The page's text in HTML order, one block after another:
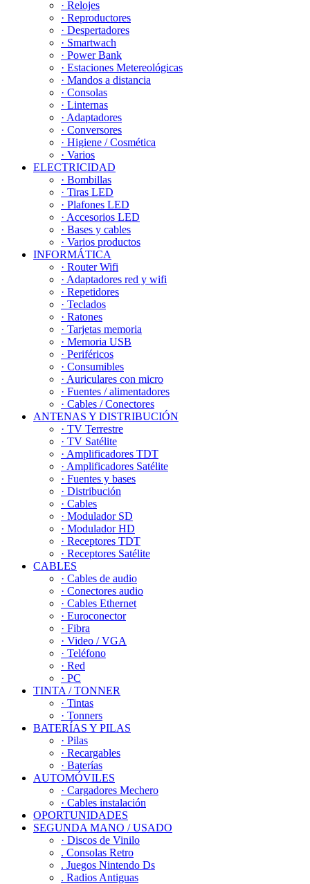
· Relojes
· Reproductores
· Despertadores
· Smartwach
· Power Bank
· Estaciones Metereológicas
· Mandos a distancia
· Consolas
· Linternas
· Adaptadores
· Conversores
· Higiene / Cosmética
· Varios
ELECTRICIDAD
· Bombillas
· Tiras LED
· Plafones LED
· Accesorios LED
· Bases y cables
· Varios productos
INFORMÁTICA
· Router Wifi
· Adaptadores red y wifi
· Repetidores
· Teclados
· Ratones
· Tarjetas memoria
· Memoria USB
· Periféricos
· Consumibles
· Auriculares con micro
· Fuentes / alimentadores
· Cables / Conectores
ANTENAS Y DISTRIBUCIÓN
· TV Terrestre
· TV Satélite
· Amplificadores TDT
· Amplificadores Satélite
· Fuentes y bases
· Distribución
· Cables
· Modulador SD
· Modulador HD
· Receptores TDT
· Receptores Satélite
CABLES
· Cables de audio
· Conectores audio
· Cables Ethernet
· Euroconector
· Fibra
· Video / VGA
· Teléfono
· Red
· PC
TINTA / TONNER
· Tintas
· Tonners
BATERÍAS Y PILAS
· Pilas
· Recargables
· Baterías
AUTOMÓVILES
· Cargadores Mechero
· Cables instalación
OPORTUNIDADES
SEGUNDA MANO / USADO
· Discos de Vinilo
. Consolas Retro
. Juegos Nintendo Ds
. Radios Antiguas